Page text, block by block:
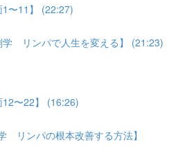
〜11】 (22:27)
学 リンパで人生を変える】 (21:23)
〜22】 (16:26)
リンパの根本改善する方法】